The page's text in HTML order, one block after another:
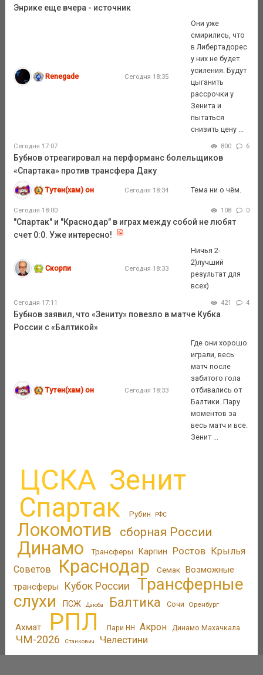
Энрике еще вчера - источник
Renegade Сегодня 18:35
Они уже
смирились, что
в Либертадорес
у них не будет
усиления. Будут
цыганить
рассрочки у
Зенита и
пытаться
снизить цену ...
Сегодня 17:07 800 6
Бубнов отреагировал на перформанс болельщиков
«Спартака» против трансфера Даку
Тутен(хам) он Сегодня 18:34 Тема ни о чём.
Сегодня 18:00 108 0
"Спартак" и "Краснодар" в играх между собой не любят
счет 0:0. Уже интересно!
Скорпи Сегодня 18:33
Ничья 2-
2)лучший
результат для
всех)
Сегодня 17:11 421 4
Бубнов заявил, что «Зениту» повезло в матче Кубка
России с «Балтикой»
Тутен(хам) он Сегодня 18:33
Где они хорошо
играли, весь
матч после
забитого гола
отбивались от
Балтики. Пару
моментов за
весь матч и все.
Зенит ...
ЦСКА Зенит
Спартак Рубин РФС
Локомотив сборная России
Динамо Трансферы Карпин Ростов Крылья
Советов
Краснодар Семак Возможные
трансферы
Кубок России
Трансферные
слухи
ПСЖ Дзюба Балтика Сочи Оренбург
Ахмат РПЛ Пари НН Акрон Динамо Махачкала
ЧМ-2026 Станкович Челестини